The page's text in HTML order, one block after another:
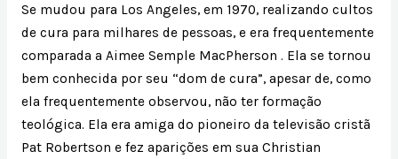
Se mudou para Los Angeles, em 1970, realizando cultos
de cura para milhares de pessoas, e era frequentemente
comparada a Aimee Semple MacPherson . Ela se tornou
bem conhecida por seu “dom de cura”, apesar de, como
ela frequentemente observou, não ter formação
teológica. Ela era amiga do pioneiro da televisão cristã
Pat Robertson e fez aparições em sua Christian